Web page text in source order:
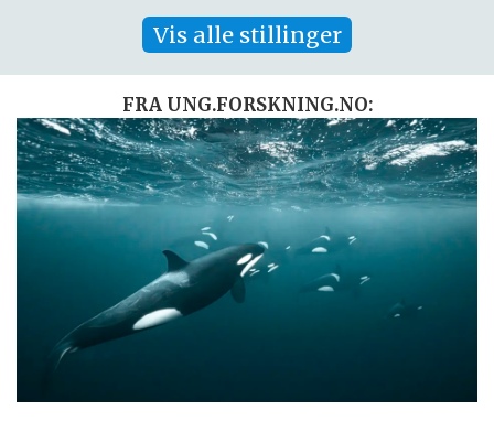
Vis alle stillinger
FRA UNG.FORSKNING.NO: